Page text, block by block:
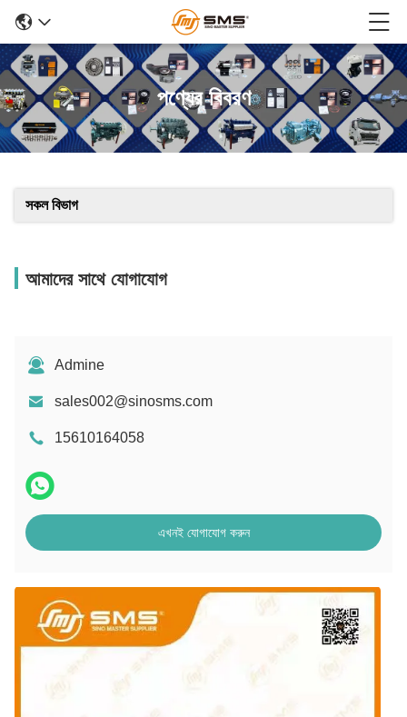
পণ্যের বিবরণ
সকল বিভাগ
আমাদের সাথে যোগাযোগ
Admine
sales002@sinosms.com
15610164058
এখনই যোগাযোগ করুন